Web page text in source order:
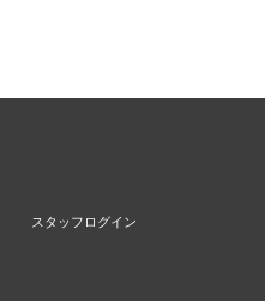
スタッフログイン